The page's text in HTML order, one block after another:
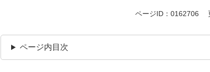
ページID：0162706
ページ内目次